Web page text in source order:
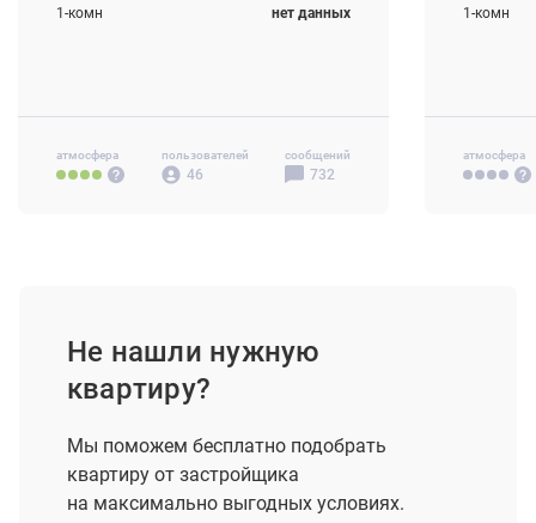
1-комн нет данных
атмосфера пользователей
46
сообщений
732
1-комн
атмосфера
Не нашли нужную
квартиру?
Мы поможем бесплатно подобрать
квартиру от застройщика
на максимально выгодных условиях.